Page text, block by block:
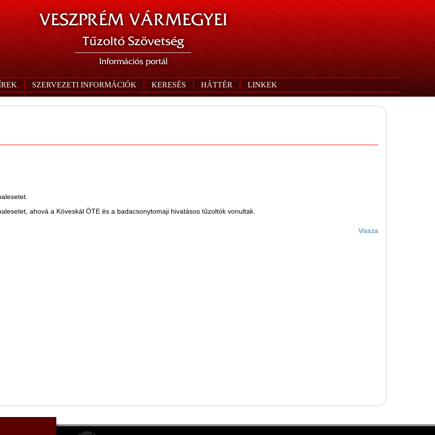
VESZPRÉM VÁRMEGYEI
Tűzoltó Szövetség
Információs portál
SZERVEZETI INFORMÁCIÓK KERESÉS HÁTTÉR LINKEK
ahová a Köveskál ÖTE és a badacsonytomaji hivatásos tűzoltók vonultak.
Vissza